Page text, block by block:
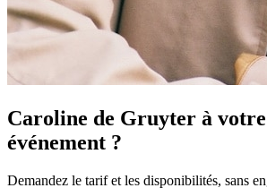
Caroline de Gruyter à
événement ?
Demandez le tarif et les disponibilités, sans